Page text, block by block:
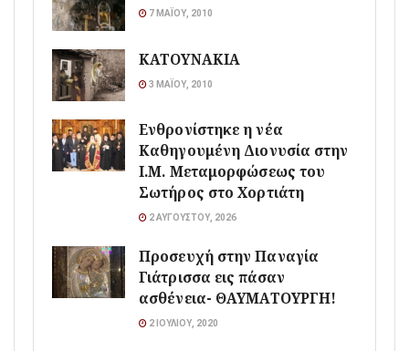
7 ΜΑΪ́ΟΥ, 2010
ΚΑΤΟΥΝΑΚΙΑ
3 ΜΑΪ́ΟΥ, 2010
Ενθρονίστηκε η νέα
Καθηγουμένη Διονυσία στην
Ι.Μ. Μεταμορφώσεως του
Σωτήρος στο Χορτιάτη
2 ΑΥΓΟΎΣΤΟΥ, 2026
Προσευχή στην Παναγία
Γιάτρισσα εις πάσαν
ασθένεια- ΘΑΥΜΑΤΟΥΡΓΗ!
2 ΙΟΥΛΊΟΥ, 2020